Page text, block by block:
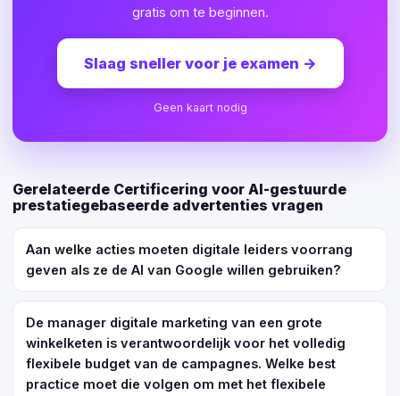
gratis om te beginnen.
Slaag sneller voor je examen →
Geen kaart nodig
Gerelateerde Certificering voor AI-gestuurde
prestatiegebaseerde advertenties vragen
Aan welke acties moeten digitale leiders voorrang
geven als ze de AI van Google willen gebruiken?
De manager digitale marketing van een grote
winkelketen is verantwoordelijk voor het volledig
flexibele budget van de campagnes. Welke best
practice moet die volgen om met het flexibele